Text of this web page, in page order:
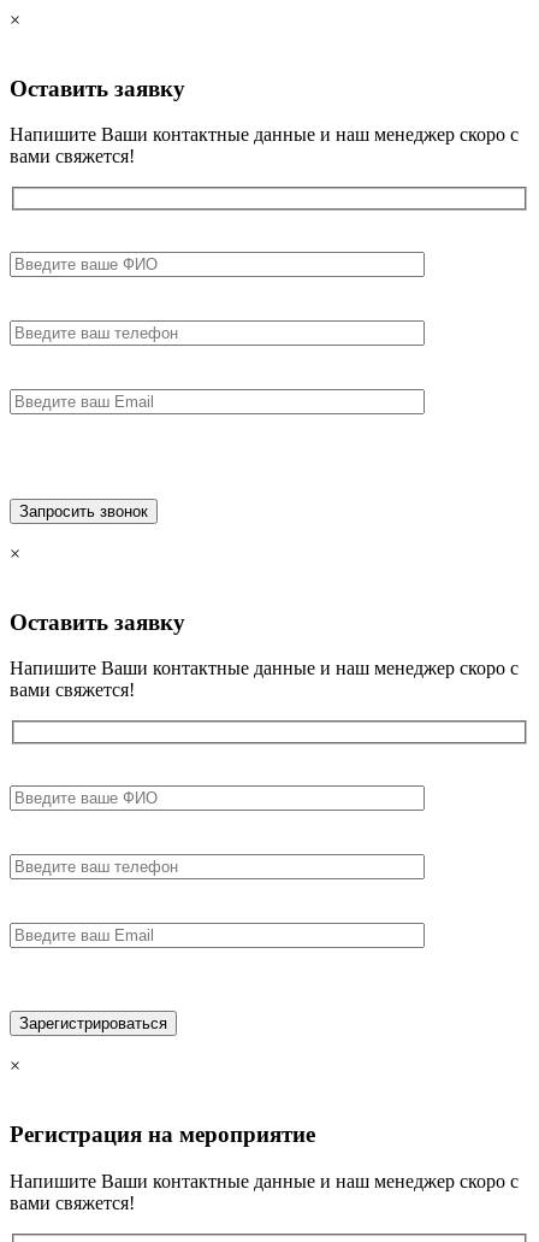
×
Оставить заявку
Напишите Ваши контактные данные и наш менеджер скоро с
вами свяжется!
×
Оставить заявку
Напишите Ваши контактные данные и наш менеджер скоро с
вами свяжется!
×
Регистрация на мероприятие
Напишите Ваши контактные данные и наш менеджер скоро с
вами свяжется!